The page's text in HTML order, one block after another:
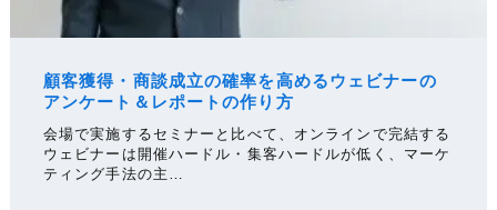
顧客獲得・商談成立の確率を高めるウェビナーの
アンケート＆レポートの作り方
会場で実施するセミナーと比べて、オンラインで完結する
ウェビナーは開催ハードル・集客ハードルが低く、マーケ
ティング手法の主…